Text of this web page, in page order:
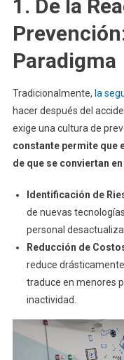
1. De la
Paradigma
Tradicionalmente, la
hacer después del
exige una cultura de
constante permite que
de que se conviertan
Identificación de
de nuevas
personal
Reducción de
reduce
traduce en menores
inactividad.